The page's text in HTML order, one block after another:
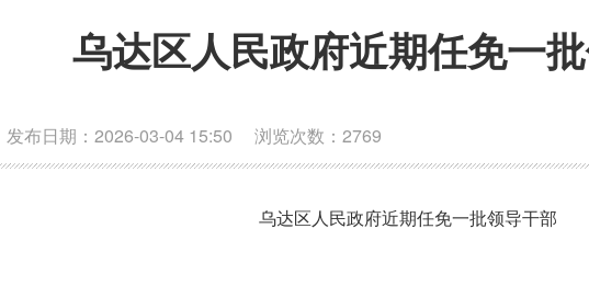
乌达区人民政府近期任免一
发布日期：2026-03-04 15:50 浏览次数： 2769
乌达区人民政府近期任免一批领导干部